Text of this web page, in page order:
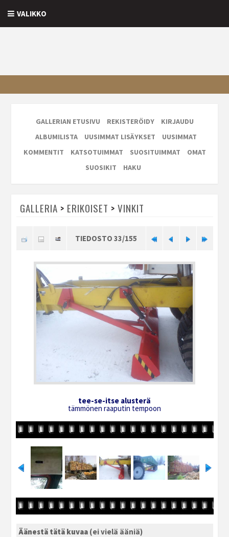
VALIKKO
GALLERIAN ETUSIVU REKISTERÖIDY
KIRJAUDU
ALBUMILISTA
UUSIMMAT LISÄYKSET
UUSIMMAT
KOMMENTIT
KATSOTUIMMAT SUOSITUIMMAT
OMAT
SUOSIKIT
HAKU
GALLERIA > ERIKOISET > VINKIT
TIEDOSTO 33/155
tee-se-itse alusterä
tämmönen raaputin tempoon
Äänestä tätä kuvaa (ei vielä ääniä)